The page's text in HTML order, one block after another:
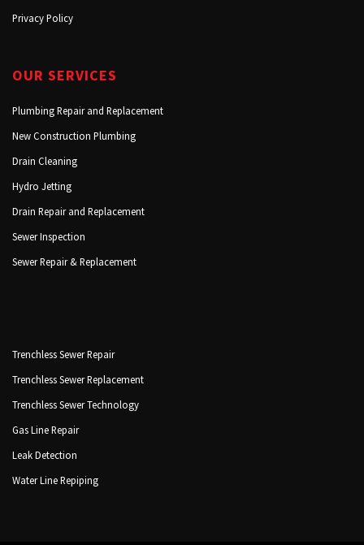
Privacy Policy
OUR SERVICES
Plumbing Repair and Replacement
New Construction Plumbing
Drain Cleaning
Hydro Jetting
Drain Repair and Replacement
Sewer Inspection
Sewer Repair & Replacement
Trenchless Sewer Repair
Trenchless Sewer Replacement
Trenchless Sewer Technology
Gas Line Repair
Leak Detection
Water Line Repiping